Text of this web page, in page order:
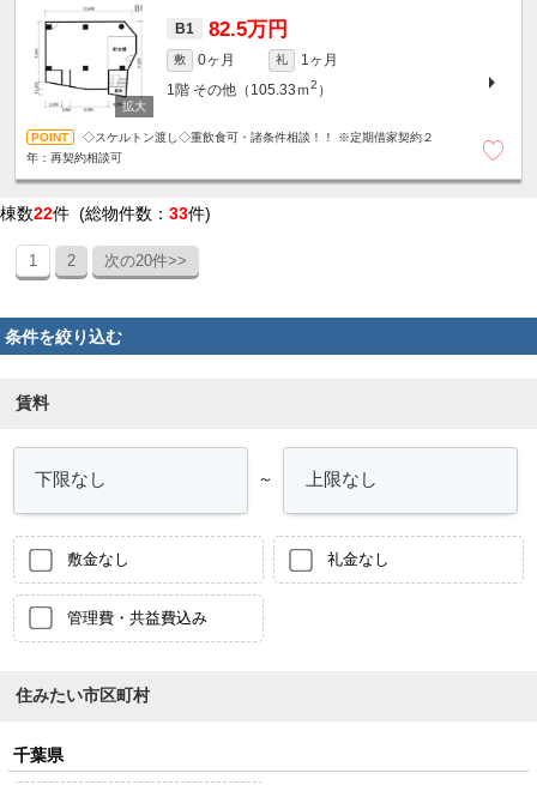
B1 82.5万円
敷 0ヶ月 礼
1ヶ月
1階 その他（105.33ｍ2 ）
◇スケルトン渡し◇重飲食可・諸条件相談！！ ※定期借家契約２
年：再契約相談可
棟数22件 (総物件数： 33件)
1 2 次の20件>>
条件を絞り込む
賃料
～
敷金なし 礼金なし
管理費・共益費込み
住みたい市区町村
千葉県